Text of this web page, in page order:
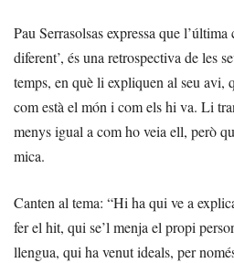
Pau Serrasolsas expressa que
diferent’, és una retrospectiva de les
temps, en què li expliquen al seu avi,
com està el món i com els hi va. Li
menys igual a com ho veia ell, però
mica.
Canten al tema: “Hi ha qui ve a
fer el hit, qui se’l menja el propi
llengua, qui ha venut ideals, per